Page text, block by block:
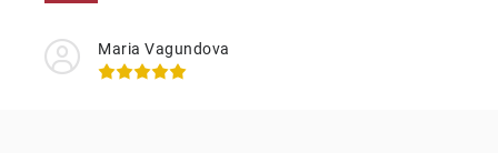
Maria Vagundova